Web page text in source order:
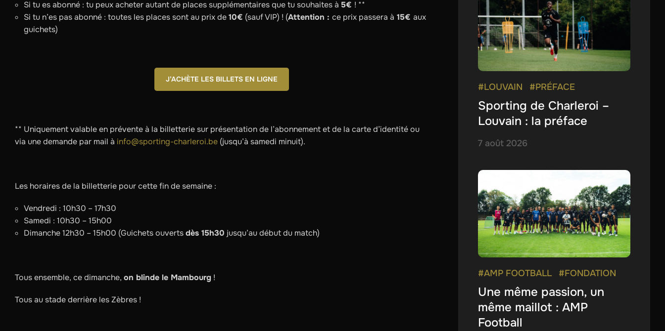
Si tu es abonné : tu peux acheter autant de places supplémentaires que tu souhaites à 5€ ! **
Si tu n’es pas abonné : toutes les places sont au prix de10€ (sauf VIP) ! (Attention : ce prix passera à 15€ aux
guichets)
J’ACHÈTE LES BILLETS EN LIGNE
** Uniquement valable en prévente à la billetterie sur présentation de l’abonnement et de la carte d’identité ou
via une demande par mail à info@sporting-charleroi.be (jusqu’à samedi minuit).
Les horaires de la billetterie pour cette fin de semaine :
Vendredi : 10h30 – 17h30
Samedi : 10h30 – 15h00
Dimanche 12h30 – 15h00 (Guichets ouvertsdès 15h30 jusqu’au début du match)
Tous ensemble, ce dimanche, on blinde le Mambourg !
Tous au stade derrière les Zèbres !
#LOUVAIN #PRÉFACE
Sporting de Charleroi –
Louvain : la préface
7 août 2026
#AMP FOOTBALL #FONDATION
Une même passion, un
même maillot : AMP
Football